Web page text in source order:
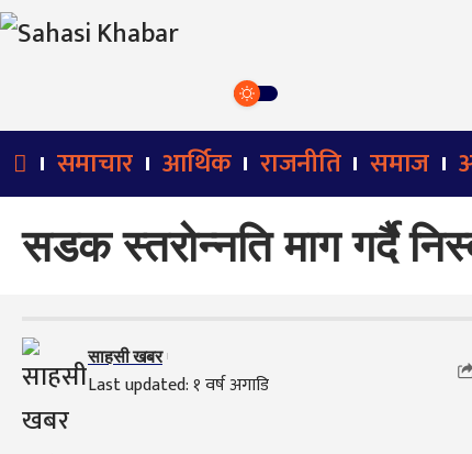
समाचार आर्थिक राजनीति समाज
सडक स्तरोन्नति माग गर्दै
Last updated: १ वर्ष अगाडि
साहसी खबर